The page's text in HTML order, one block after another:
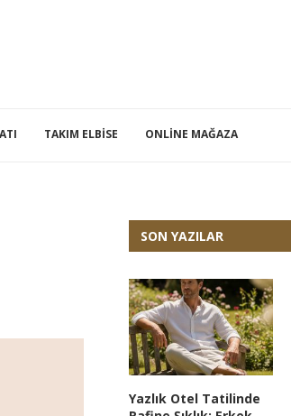
TAKIM ELBISE ONLINE MAĞAZA
SON YAZILAR
Yazlık Otel Tatilinde